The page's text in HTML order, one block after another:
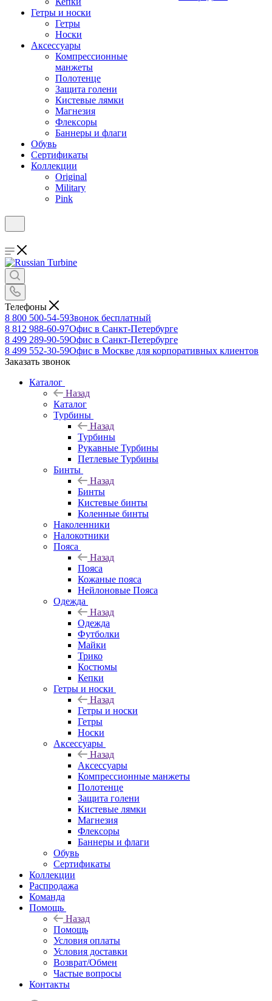
Гетры и носки
Гетры
Носки
Аксессуары
Компрессионные
манжеты
Полотенце
Защита голени
Кистевые лямки
Магнезия
Флексоры
Баннеры и флаги
Обувь
Сертификаты
Коллекции
Original
Military
Pink
Телефоны
8 800 500-54-59Звонок бесплатный
8 812 988-60-97Офис в Санкт-Петербурге
8 499 289-90-59Офис в Санкт-Петербурге
8 499 552-30-59Офис в Москве для корпоративных клиентов
Заказать звонок
Каталог
Назад
Каталог
Турбины
Назад
Турбины
Рукавные Турбины
Петлевые Турбины
Бинты
Назад
Бинты
Кистевые бинты
Коленные бинты
Наколенники
Налокотники
Пояса
Назад
Пояса
Кожаные пояса
Нейлоновые Пояса
Одежда
Назад
Одежда
Футболки
Майки
Трико
Костюмы
Кепки
Гетры и носки
Назад
Гетры и носки
Гетры
Носки
Аксессуары
Назад
Аксессуары
Компрессионные манжеты
Полотенце
Защита голени
Кистевые лямки
Магнезия
Флексоры
Баннеры и флаги
Обувь
Сертификаты
Коллекции
Распродажа
Команда
Помощь
Назад
Помощь
Условия оплаты
Условия доставки
Возврат/Обмен
Частые вопросы
Контакты